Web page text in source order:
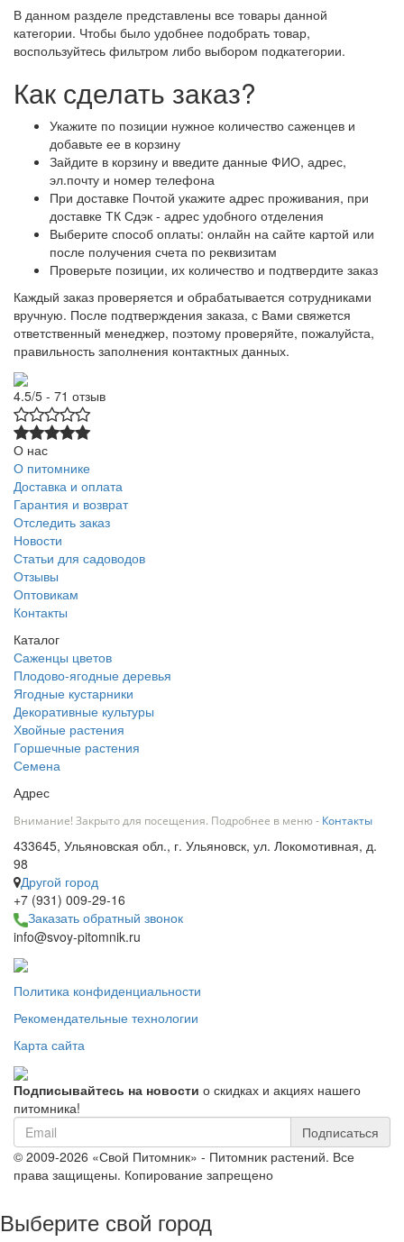
В данном разделе представлены все товары данной
категории. Чтобы было удобнее подобрать товар,
воспользуйтесь фильтром либо выбором подкатегории.
Как сделать заказ?
Укажите по позиции нужное количество саженцев и
добавьте ее в корзину
Зайдите в корзину и введите данные ФИО, адрес,
эл.почту и номер телефона
При доставке Почтой укажите адрес проживания, при
доставке ТК Сдэк - адрес удобного отделения
Выберите способ оплаты: онлайн на сайте картой или
после получения счета по реквизитам
Проверьте позиции, их количество и подтвердите заказ
Каждый заказ проверяется и обрабатывается сотрудниками
вручную. После подтверждения заказа, с Вами свяжется
ответственный менеджер, поэтому проверяйте, пожалуйста,
правильность заполнения контактных данных.
4.5/5 - 71 отзыв
О нас
О питомнике
Доставка и оплата
Гарантия и возврат
Отследить заказ
Новости
Статьи для садоводов
Отзывы
Оптовикам
Контакты
Каталог
Саженцы цветов
Плодово-ягодные деревья
Ягодные кустарники
Декоративные культуры
Хвойные растения
Горшечные растения
Семена
Адрес
Внимание! Закрыто для посещения. Подробнее в меню - Контакты
433645, Ульяновская обл., г. Ульяновск, ул. Локомотивная, д.
98
Другой город
+7 (931) 009-29-16
Заказать обратный звонок
info@svoy-pitomnik.ru
Политика конфиденциальности
Рекомендательные технологии
Карта сайта
Подписывайтесь на новости о скидках и акциях нашего
питомника!
Подписаться
© 2009-2026 «Свой Питомник» - Питомник растений. Все
права защищены. Копирование запрещено
Выберите свой город